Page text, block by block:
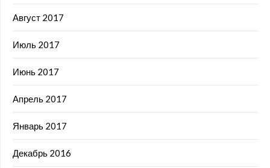
Август 2017
Июль 2017
Июнь 2017
Апрель 2017
Январь 2017
Декабрь 2016